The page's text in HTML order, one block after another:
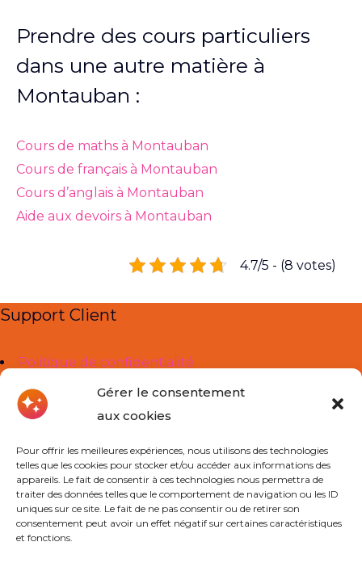
Gérer le consentement
aux cookies
Pour offrir les meilleures expériences, nous utilisons des technologies
telles que les cookies pour stocker et/ou accéder aux informations des
appareils. Le fait de consentir à ces technologies nous permettra de
traiter des données telles que le comportement de navigation ou les ID
uniques sur ce site. Le fait de ne pas consentir ou de retirer son
consentement peut avoir un effet négatif sur certaines caractéristiques
et fonctions.
Prendre des cours particuliers
dans une autre matière à
Montauban :
Cours de maths à Montauban
Cours de français à Montauban
Cours d’anglais à Montauban
Aide aux devoirs à Montauban
4.7/5 - (8 votes)
Support Client
Politique de confidentialité
Mentions légales
À propos de nous
Cours Particuliers
Actualités